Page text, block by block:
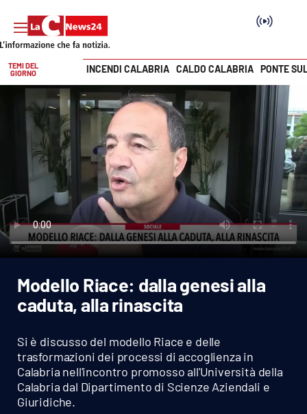
SEZIONI
Cronaca
Politica
Attualità
Economia e lavoro
Italia Mondo
Sport
Cultura
Vai
TEMI DEL
GIORNO
INCENDI CALABRIA CALDO CALABRIA PONTE
Modello Riace: dalla genesi alla
caduta, alla rinascita
Si è discusso del modello Riace e delle
trasformazioni dei processi di accoglienza in
Calabria nell'incontro promosso all'Università della
Calabria dal Dipartimento di Scienze Aziendali e
Giuridiche.